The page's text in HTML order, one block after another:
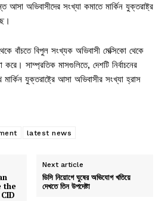
আসা অভিবাসীদের সংখ্যা কমাতে মার্কিন যুক্তরাষ্ট্র
বাঁচতে বিপুল সংখ্যক অভিবাসী মেক্সিকো থেকে
করে। সাম্প্রতিক মাসগুলিতে, দেশটি নির্বাচনের
যুক্তরাষ্ট্রে আসা অভিবাসীর সংখ্যা হ্রাস
latest news
the
Next article
ডিসি নিয়োগে ঘুষের অভিযোগ খতিয়ে
দেখতে তিন উপদেষ্টা